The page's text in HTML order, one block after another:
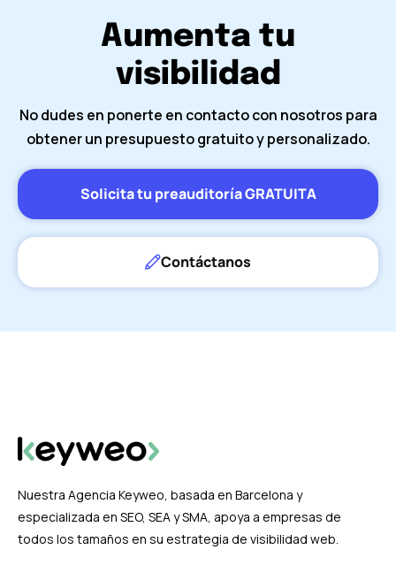
Aumenta tu
visibilidad
No dudes en ponerte en contacto con nosotros para
obtener un presupuesto gratuito y personalizado.
Solicita tu preauditoría GRATUITA
Contáctanos
Nuestra Agencia Keyweo, basada en Barcelona y
especializada en SEO, SEA y SMA, apoya a empresas de
todos los tamaños en su estrategia de visibilidad web.